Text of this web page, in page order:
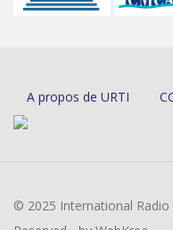
A propos de URTI
© 2025 International Radio